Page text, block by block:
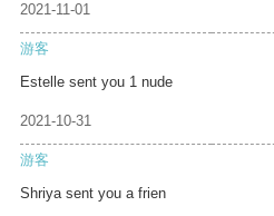
2021-11-01
游客
Estelle sent you 1 nude
2021-10-31
游客
Shriya sent you a frien